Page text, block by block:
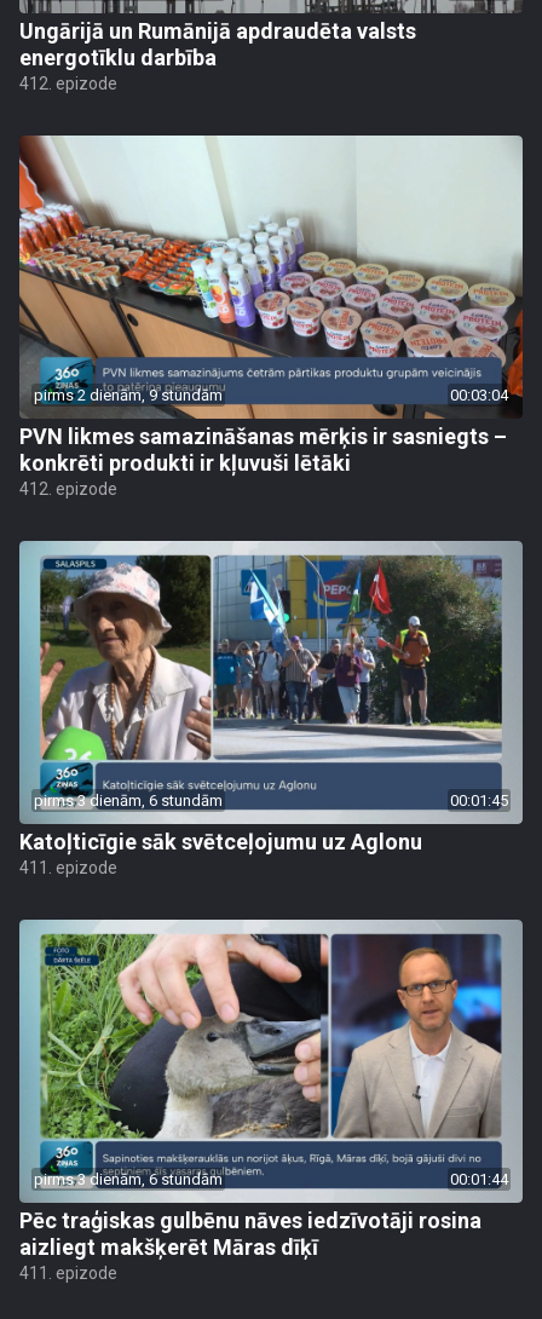
Ungārijā un Rumānijā apdraudēta valsts
energotīklu darbība
412. epizode
pirms 2 dienām, 9 stundām 00:03:04
PVN likmes samazināšanas mērķis ir sasniegts –
konkrēti produkti ir kļuvuši lētāki
412. epizode
pirms 3 dienām, 6 stundām 00:01:45
Katoļticīgie sāk svētceļojumu uz Aglonu
411. epizode
pirms 3 dienām, 6 stundām 00:01:44
Pēc traģiskas gulbēnu nāves iedzīvotāji rosina
aizliegt makšķerēt Māras dīķī
411. epizode